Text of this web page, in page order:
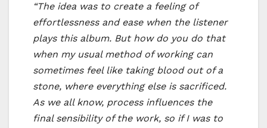
“The idea was to create a feeling of
effortlessness and ease when the listener
plays this album. But how do you do that
when my usual method of working can
sometimes feel like taking blood out of a
stone, where everything else is sacrificed.
As we all know, process influences the
final sensibility of the work, so if I was to